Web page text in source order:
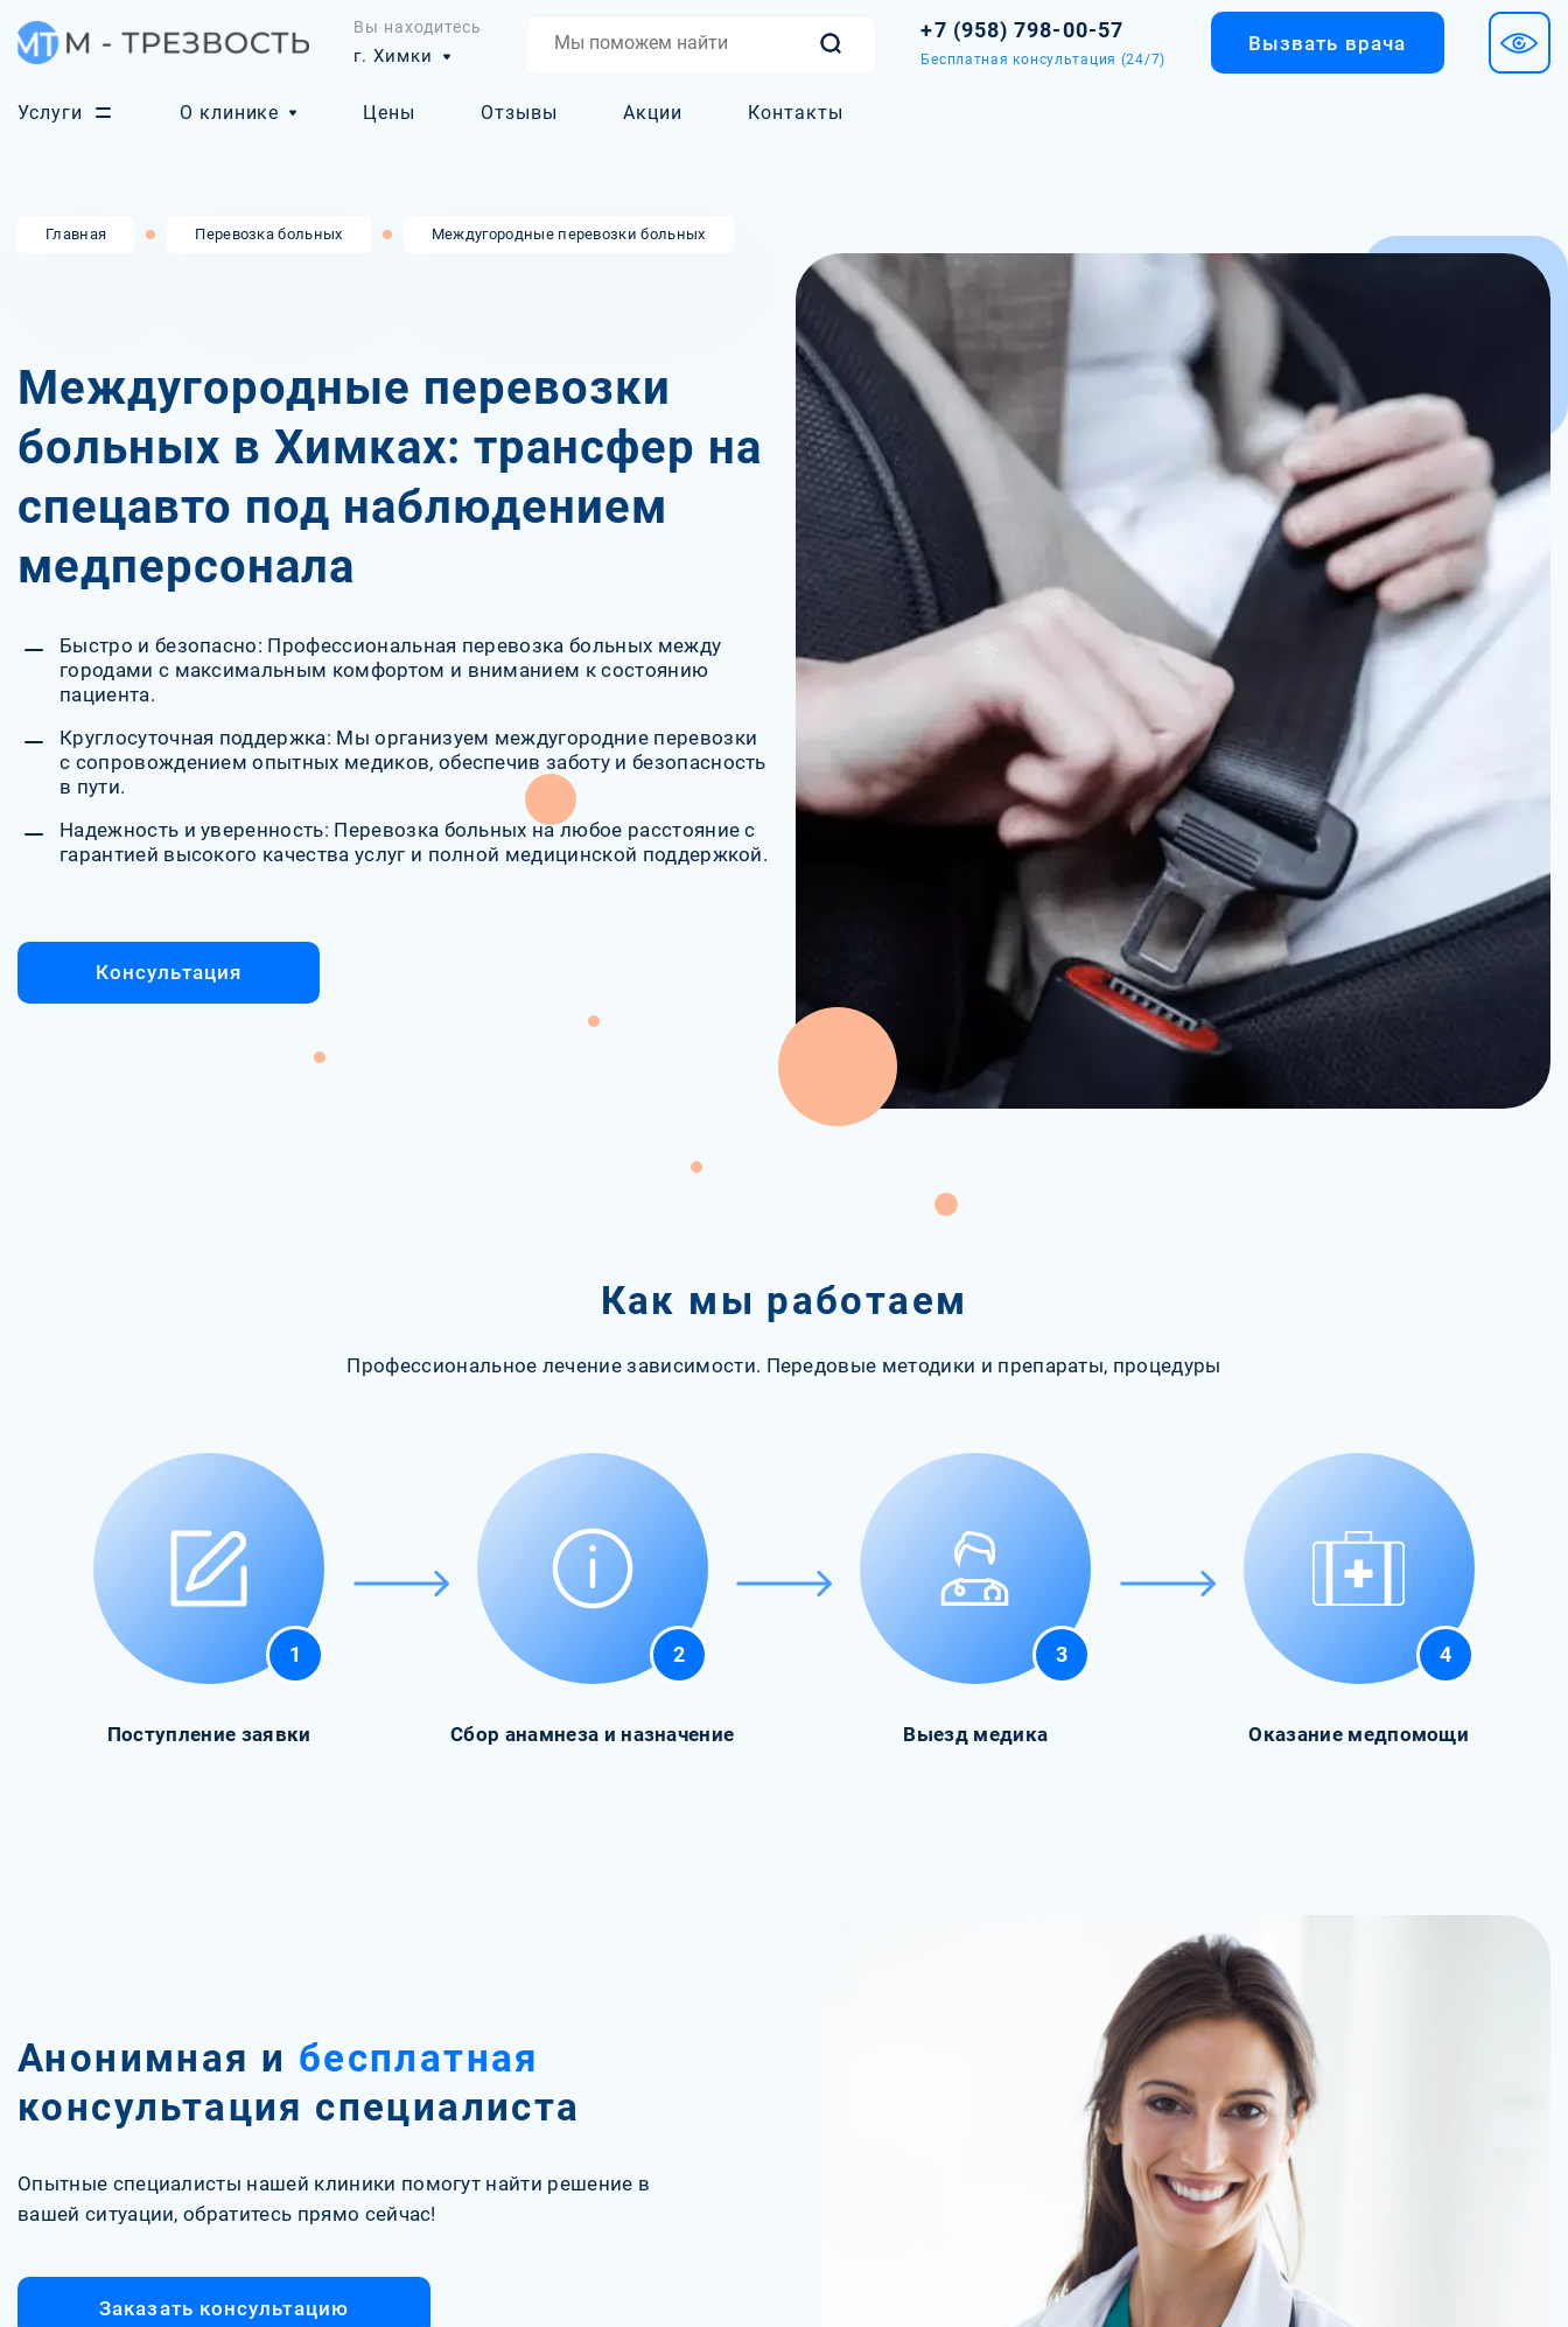
Вы находитесь
г. Химки
+7 (958) 798-00-57
Бесплатная консультация (24/7)
Вызвать врача
Услуги О клинике Цены Отзывы Акции Контакты
Главная Перевозка больных Междугородные перевозки больных
Междугородные перевозки
больных в Химках: трансфер на
спецавто под наблюдением
медперсонала
Быстро и безопасно: Профессиональная перевозка больных между
городами с максимальным комфортом и вниманием к состоянию
пациента.
Круглосуточная поддержка: Мы организуем междугородние перевозки
с сопровождением опытных медиков, обеспечив заботу и безопасность
в пути.
Надежность и уверенность: Перевозка больных на любое расстояние с
гарантией высокого качества услуг и полной медицинской поддержкой.
Консультация
Как мы работаем
Профессиональное лечение зависимости. Передовые методики и препараты, процедуры
1
Поступление заявки
2
Сбор анамнеза и назначение
3
Выезд медика
4
Оказание медпомощи
Анонимная и бесплатная
консультация специалиста
Опытные специалисты нашей клиники помогут найти решение в
вашей ситуации, обратитесь прямо сейчас!
Заказать консультацию